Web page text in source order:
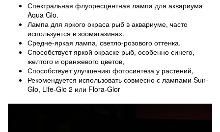
Спектральная флуоресцентная лампа для аквариума
Aqua Glo.
Лампа для яркого окраса рыб в аквариуме, часто
используется в зоомагазинах.
Средне-яркая лампа, светло-розового оттенка.
Способствует яркой окраске рыб, особенно синего,
желтого и оранжевого цветов,
Способствует улучшению фотосинтеза у растений,
Рекомендуется использовать совмесно с лампами Sun-
Glo, Life-Glo 2 или Flora-Glor